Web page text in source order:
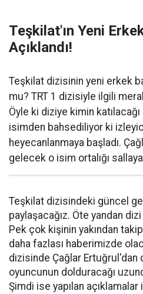
Teşkilat'ın Yeni
Açıklandı!
Teşkilat dizisinin yeni erkek
mu? TRT 1 dizisiyle ilgili
Öyle ki diziye kimin
isimden bahsediliyor ki
heyecanlanmaya başladı.
gelecek o isim ortalığı
Teşkilat dizisindeki güncel
paylaşacağız. Öte yandan
Pek çok kişinin yakından
daha fazlası haberimizde
dizisinde Çağlar Ertuğrul'dan
oyuncunun dolduracağı
Şimdi ise yapılan